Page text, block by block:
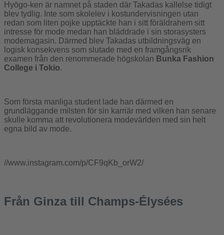
Hyōgo-ken är namnet på staden där Takadas kallelse tidigt
blev tydlig. Inte som skolelev i kostundervisningen utan
redan som liten pojke upptäckte han i sitt föräldrahem sitt
intresse för mode medan han bläddrade i sin storasysters
modemagasin. Därmed blev Takadas utbildningsväg en
logisk konsekvens som slutade med en framgångsrik
examen från den renommerade högskolan Bunka Fashion
College i Tokio.
Som första manliga student lade han därmed en
grundläggande milsten för sin karriär med vilken han senare
skulle komma att revolutionera modevärlden med sin helt
egna bild av mode.
//www.instagram.com/p/CF9qKb_orW2/
Från Ginza till Champs-Élysées